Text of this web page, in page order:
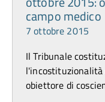
campo medico
7 ottobre 2015
Il Tribunale
l'incostituzionalità
obiettore di